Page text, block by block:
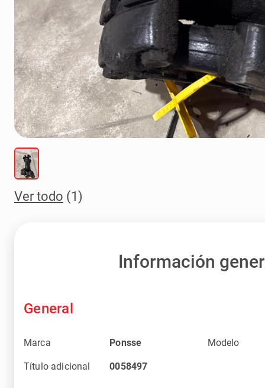
Ver todo (1)
Información
General
Marca Ponsse Modelo
Título adicional 0058497